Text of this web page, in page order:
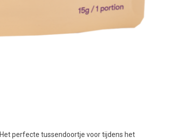
Het perfecte tussendoortje voor tijdens het